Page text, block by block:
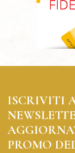
ISCRIVITI
PROMO